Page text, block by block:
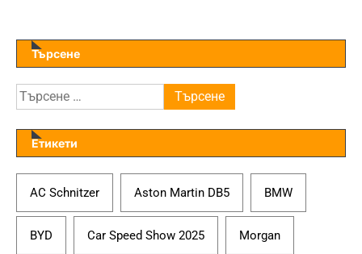
Търсене
Търсене
за:
Етикети
AC Schnitzer Aston Martin DB5 BMW
BYD Car Speed Show 2025 Morgan